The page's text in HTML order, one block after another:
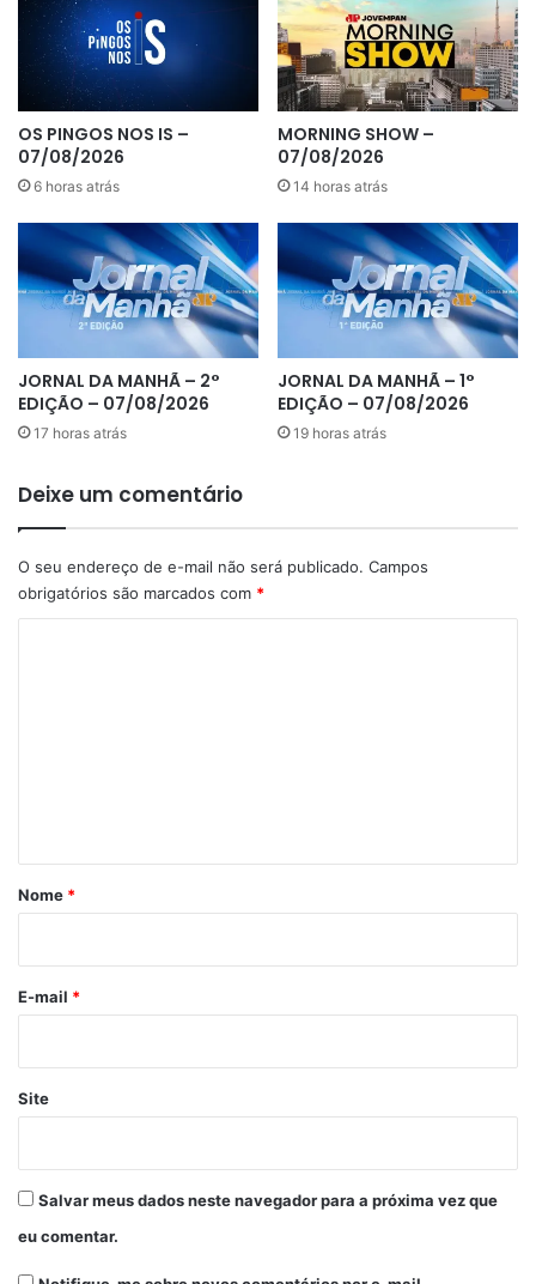
OS PINGOS NOS IS –
07/08/2026
6 horas atrás
MORNING SHOW –
07/08/2026
14 horas atrás
JORNAL DA MANHÃ – 2°
EDIÇÃO – 07/08/2026
17 horas atrás
JORNAL DA MANHÃ – 1°
EDIÇÃO – 07/08/2026
19 horas atrás
Deixe um comentário
O seu endereço de e-mail não será publicado. Campos
obrigatórios são marcados com *
r
*
Nome *
E-mail *
Site
Salvar meus dados neste navegador para a próxima vez que
eu comentar.